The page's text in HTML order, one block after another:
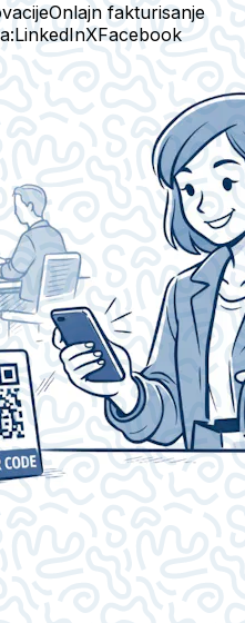
Onlajn fakturisanje
LinkedInXFacebook